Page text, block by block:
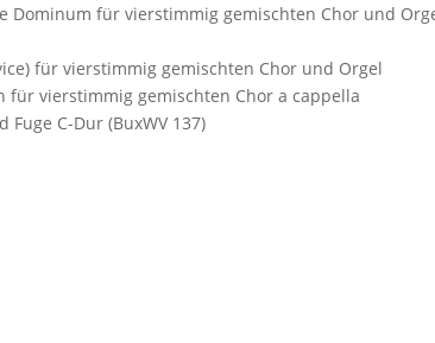
Dominum für vierstimmig gemischten Chor und
für vierstimmig gemischten Chor und Orgel
für vierstimmig gemischten Chor a cappella
C-Dur (BuxWV 137)